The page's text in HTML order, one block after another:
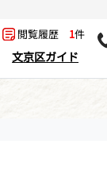
閲覧履歴 1件
文京区ガイド